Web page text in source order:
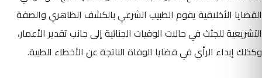
القضايا الأخلاقية يقوم الطبيب الشرعي بالكشف الظاهري والصفة
التشريعية للجثث في حالات الوفيات الجنائية إلى جانب تقدير الأعمار،
وكذلك إبداء الرأي في قضايا الوفاة الناتجة عن الأخطاء الطبية.